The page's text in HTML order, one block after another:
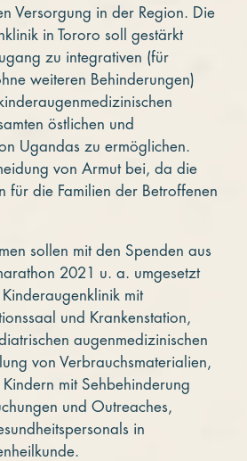
Versorgung in der Region. Die
in Tororo soll gestärkt
zu integrativen (für
weiteren Behinderungen)
östlichen und
Ugandas zu ermöglichen.
von Armut bei, da die
für die Familien der Betroffenen
sollen mit den Spenden aus
2021 u. a. umgesetzt
mit
und Krankenstation,
augenmedizinischen
von Verbrauchsmaterialien,
mit Sehbehinderung
und Outreaches,
in